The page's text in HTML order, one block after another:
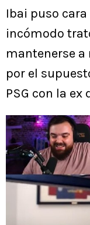
Ibai puso
incómodo
mantenerse a
por el
PSG con la